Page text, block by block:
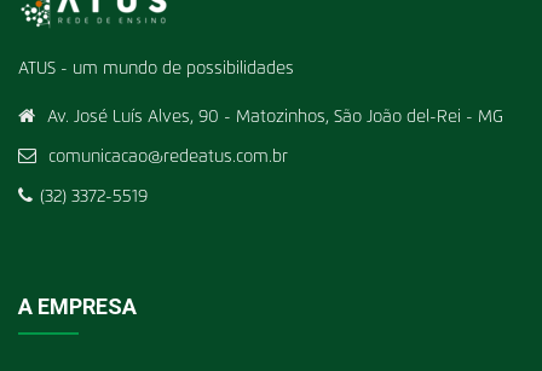
ATUS - um mundo de possibilidades
Av. José Luís Alves, 90 - Matozinhos, São João del-Rei - MG
comunicacao@redeatus.com.br
(32) 3372-5519
A EMPRESA